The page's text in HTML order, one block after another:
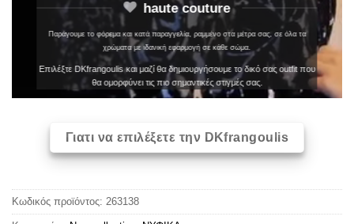
haute couture
Παράγουμε το φόρεμα και κατά παραγγελία, ραμμένο στα μέτρα σας, σε όλα τα
χρώματα με ιδανική εφαρμογή σε κάθε σώμα.
Επιλέξτε DKfrangoulis και μαζί θα δημιουργήσουμε το δικό σας outfit που
θα ομορφύνει τις πιο σημαντικές στιγμές σας.
Γιατι να επιλέξετε την DKfrangoulis
Κωδικός προϊόντος: 263138